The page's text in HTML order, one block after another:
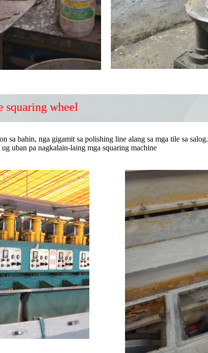
squaring wheel
sa bahin, nga gigamit sa polishing line alang sa mga tile sa salog.
pa nagkalain-laing mga squaring machine